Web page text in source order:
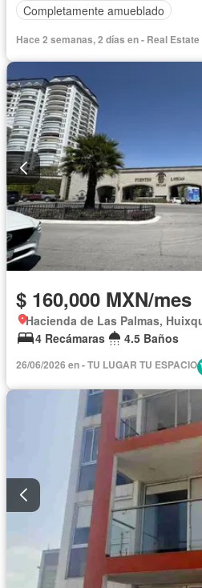
Completamente amueblado
Hace 2 semanas, 2 días en - Real Estate
$ 160,000 MXN/mes
Hacienda de Las Palmas,
4 Recámaras
4.5 Baños
26/06/2026 en - TU LUGAR TU ESPACIO